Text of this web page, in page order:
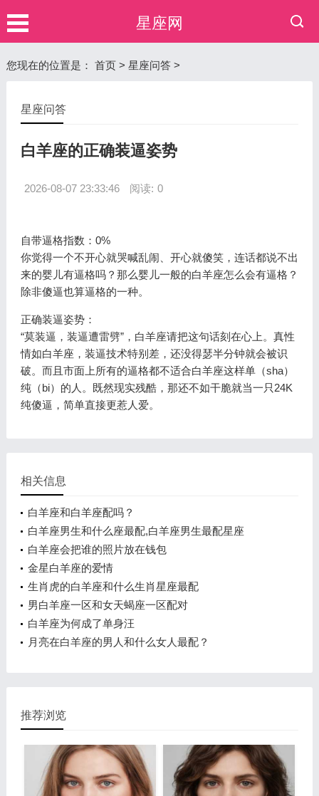
星座网
您现在的位置是： 首页> 星座问答>
星座问答
白羊座的正确装逼姿势
2026-08-07 23:33:46 阅读: 0
自带逼格指数：0%
你觉得一个不开心就哭喊乱闹、开心就傻笑，连话都说不出
来的婴儿有逼格吗？那么婴儿一般的白羊座怎么会有逼格？
除非傻逼也算逼格的一种。
正确装逼姿势：
“莫装逼，装逼遭雷劈”，白羊座请把这句话刻在心上。真性
情如白羊座，装逼技术特别差，还没得瑟半分钟就会被识
破。而且市面上所有的逼格都不适合白羊座这样单（sha）
纯（bi）的人。既然现实残酷，那还不如干脆就当一只24K
纯傻逼，简单直接更惹人爱。
相关信息
白羊座和白羊座配吗？
白羊座男生和什么座最配,白羊座男生最配星座
白羊座会把谁的照片放在钱包
金星白羊座的爱情
生肖虎的白羊座和什么生肖星座最配
男白羊座一区和女天蝎座一区配对
白羊座为何成了单身汪
月亮在白羊座的男人和什么女人最配？
推荐浏览